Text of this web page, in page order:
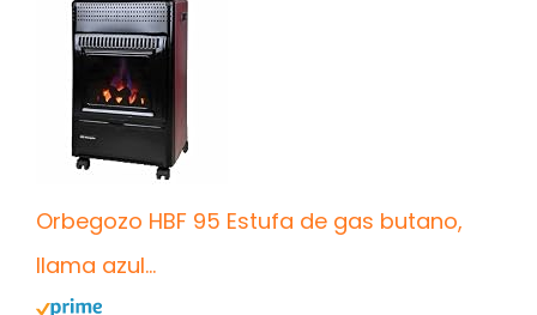
Orbegozo HBF 95 Estufa de gas butano,
llama azul...